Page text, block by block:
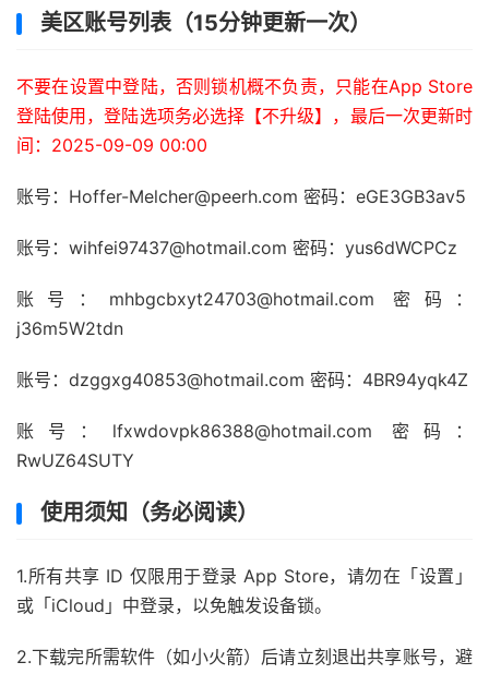
美区账号列表（15分钟更新一次）
不要在设置中登陆，否则锁机概不负责，只能在App Store
登陆使用，登陆选项务必选择【不升级】，最后一次更新时
间：2025-09-09 00:00
账号： Hoffer-Melcher@peerh.com 密码：eGE3GB3av5
账号： wihfei97437@hotmail.com 密码：yus6dWCPCz
账号： mhbgcbxyt24703@hotmail.com 密码：
j36m5W2tdn
账号： dzggxg40853@hotmail.com 密码：4BR94yqk4Z
账号： lfxwdovpk86388@hotmail.com 密码：
RwUZ64SUTY
使用须知（务必阅读）
1.所有共享 ID 仅限用于登录 App Store，请勿在「设置」
或「iCloud」中登录，以免触发设备锁。
2.下载完所需软件（如小火箭）后请立刻退出共享账号，避